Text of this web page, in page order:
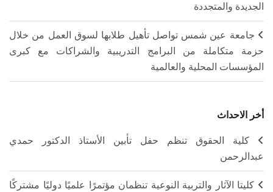
الجديدة والمتجددة
جامعة عين شمس تواصل تأهيل طلابها لسوق العمل من خلال
حزمة متكاملة من البرامج التدريبية والشراكات مع كبرى
المؤسسات المحلية والعالمية
أخر الاحداث
كلية الحقوق تنظم حفل تأبين الأستاذ الدكتور حمدي
عبدالرحمن
كليتا الآثار والتربية النوعية تنظمان مؤتمرًا علميًا دوليًا مشتركًا